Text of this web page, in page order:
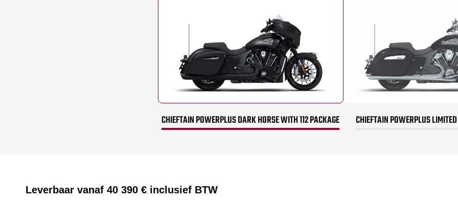
CHIEFTAIN POWERPLUS DARK HORSE WITH 112 PACKAGE CHIEFTAIN POWERPLUS
Leverbaar vanaf 40 390 € inclusief BTW